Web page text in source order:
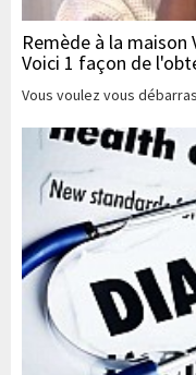
Remède à la maison
Voici 1 façon de
Vous voulez vous